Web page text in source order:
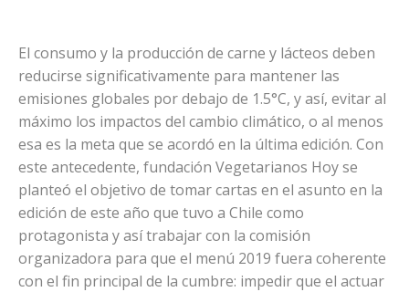
El consumo y la producción de carne y lácteos deben
reducirse significativamente para mantener las
emisiones globales por debajo de 1.5°C, y así, evitar al
máximo los impactos del cambio climático, o al menos
esa es la meta que se acordó en la última edición. Con
este antecedente, fundación Vegetarianos Hoy se
planteó el objetivo de tomar cartas en el asunto en la
edición de este año que tuvo a Chile como
protagonista y así trabajar con la comisión
organizadora para que el menú 2019 fuera coherente
con el fin principal de la cumbre: impedir que el actuar